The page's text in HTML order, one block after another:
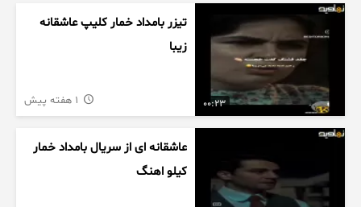
00:23
تیزر بامداد خمار کلیپ عاشقانه
زیبا
عاشقانه ای از سریال بامداد خمار
کیلو اهنگ